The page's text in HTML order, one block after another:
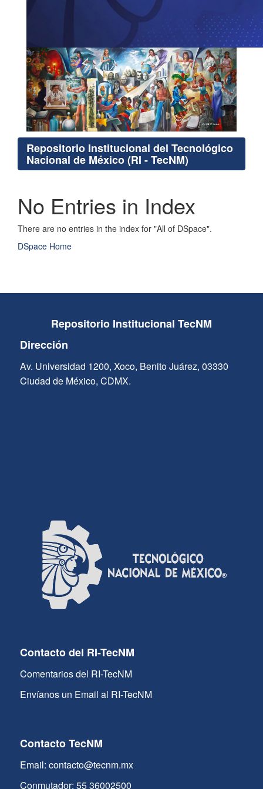
Repositorio Institucional del Tecnológico
Nacional de México (RI - TecNM)
No Entries in Index
There are no entries in the index for "All of DSpace".
DSpace Home
Repositorio Institucional TecNM
Dirección
Av. Universidad 1200, Xoco, Benito Juárez, 03330
Ciudad de México, CDMX.
Contacto del RI-TecNM
Comentarios del RI-TecNM
Envíanos un Email al RI-TecNM
Contacto TecNM
Email: contacto@tecnm.mx
Conmutador: 55 36002500